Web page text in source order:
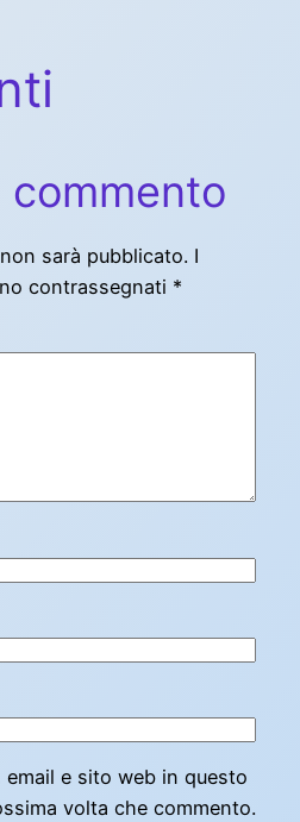
commento
sarà pubblicato. I
contrassegnati *
email e sito web in questo
volta che commento.